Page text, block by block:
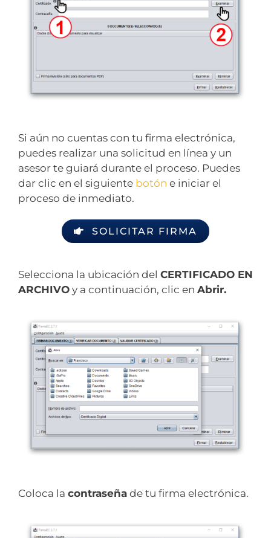
Si aún no cuentas con tu firma electrónica,
puedes realizar una solicitud en línea y un
asesor te guiará durante el proceso. Puedes
dar clic en el siguiente botón e iniciar el
proceso de inmediato.
SOLICITAR FIRMA
Selecciona la ubicación del CERTIFICADO EN
ARCHIVOy a continuación, clic en Abrir.
Coloca la contraseñade tu firma electrónica.